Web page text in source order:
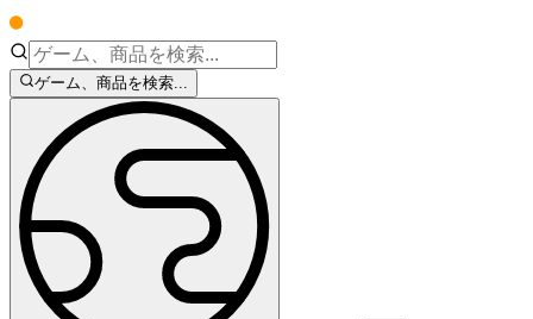
ゲーム、商品を検索...